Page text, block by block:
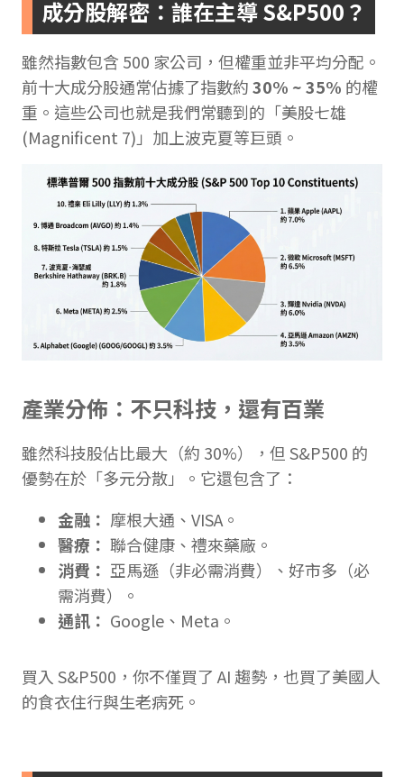
成分股解密：誰在主導 S&P500？
雖然指數包含 500 家公司，但權重並非平均分配。
前十大成分股通常佔據了指數約30% ~ 35% 的權
重。這些公司也就是我們常聽到的「美股七雄
(Magnificent 7)」加上波克夏等巨頭。
產業分佈：不只科技，還有百業
雖然科技股佔比最大（約 30%），但 S&P500 的
優勢在於「多元分散」。它還包含了：
金融： 摩根大通、VISA。
醫療： 聯合健康、禮來藥廠。
消費： 亞馬遜（非必需消費）、好市多（必
需消費）。
通訊： Google、Meta。
買入 S&P500，你不僅買了 AI 趨勢，也買了美國人
的食衣住行與生老病死。